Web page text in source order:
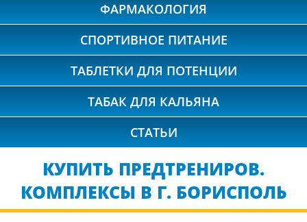
ФАРМАКОЛОГИЯ
СПОРТИВНОЕ ПИТАНИЕ
ТАБЛЕТКИ ДЛЯ ПОТЕНЦИИ
ТАБАК ДЛЯ КАЛЬЯНА
СТАТЬИ
КУПИТЬ ПРЕДТРЕНИРОВ.
КОМПЛЕКСЫ В Г. БОРИСПОЛЬ